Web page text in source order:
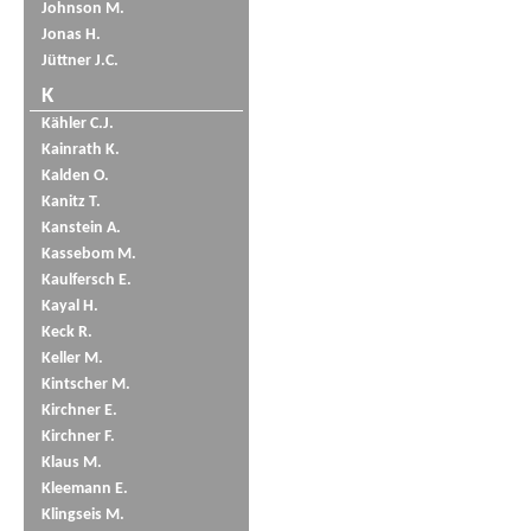
Johnson M.
Jonas H.
Jüttner J.C.
K
Kähler C.J.
Kainrath K.
Kalden O.
Kanitz T.
Kanstein A.
Kassebom M.
Kaulfersch E.
Kayal H.
Keck R.
Keller M.
Kintscher M.
Kirchner E.
Kirchner F.
Klaus M.
Kleemann E.
Klingseis M.